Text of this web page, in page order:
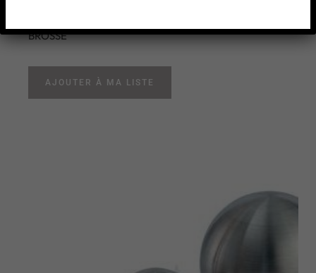
BROSSE
AJOUTER À MA LISTE